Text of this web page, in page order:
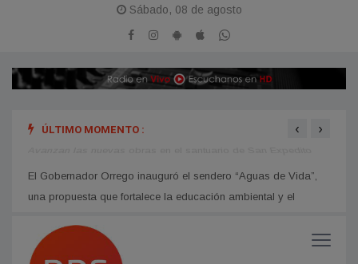
Sábado, 08 de agosto
ÚLTIMO MOMENTO :
una propuesta que fortalece la educación ambiental y el
turismo sostenible
‹ ›